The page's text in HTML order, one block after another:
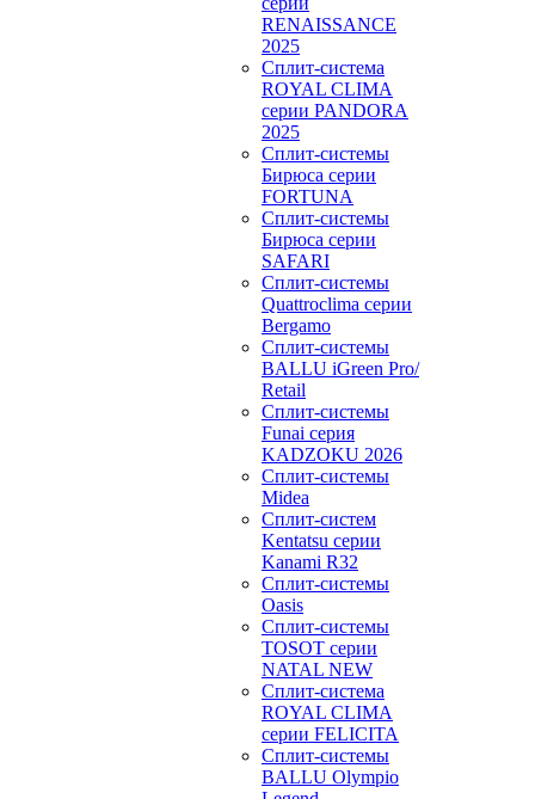
RENAISSANCE
2025
Сплит-система
ROYAL CLIMA
серии PANDORA
2025
Сплит-системы
Бирюса серии
FORTUNA
Сплит-системы
Бирюса серии
SAFARI
Сплит-системы
Quattroclima серии
Bergamo
Сплит-системы
BALLU iGreen Pro/
Retail
Сплит-системы
Funai серия
KADZOKU 2026
Сплит-системы
Midea
Сплит-систем
Kentatsu серии
Kanami R32
Сплит-системы
Oasis
Сплит-системы
TOSOT серии
NATAL NEW
Сплит-система
ROYAL CLIMA
серии FELICITA
Сплит-системы
BALLU Olympio